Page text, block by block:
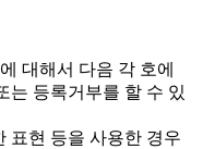
대해서 다음 각 호에
는 등록거부를 할 수 있
표현 등을 사용한 경우